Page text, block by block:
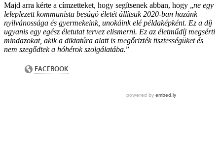
Majd arra kérte a címzetteket, hogy segítsenek abban, hogy „ne egy
leleplezett kommunista besúgó életét állítsuk 2020-ban hazánk
nyilvánossága és gyermekeink, unokáink elé példaképként. Ez a díj
ugyanis egy egész életutat tervez elismerni. Ez az életműdíj megsérti
mindazokat, akik a diktatúra alatt is megőrizték tisztességüket és
nem szegődtek a hóhérok szolgálatába.”